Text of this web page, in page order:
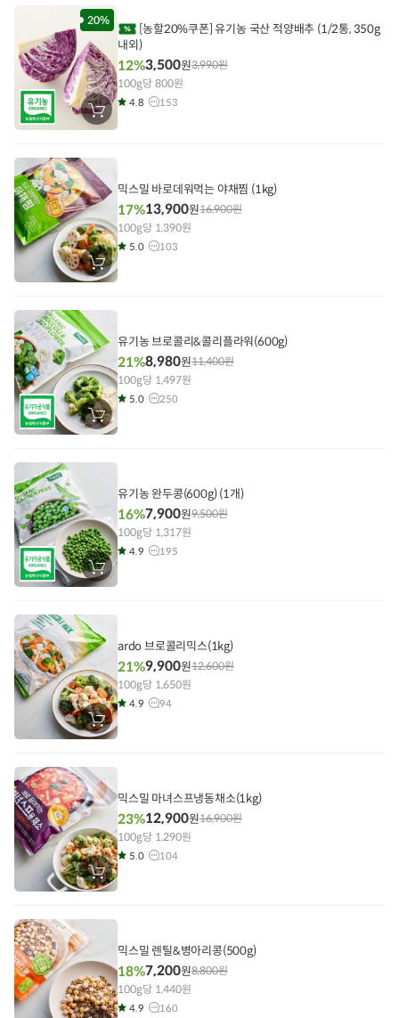
에
담
기
20%
장
바
담
기
내외)
12%3,500원3,990원
100g당 800원
4.8 153
장
바
에
담
기
믹스밀 바로데워먹는 야채찜 (1kg)
17%13,900원16,900원
100g당 1,390원
5.0 103
장
바
에
유기농 브로콜리&콜리플라워(600g)
21%8,980원11,400원
100g당 1,497원
5.0 250
장
바
에
담
기
유기농 완두콩(600g) (1개)
16%7,900원9,500원
100g당 1,317원
4.9 195
장
바
에
담
기
ardo 브로콜리믹스(1kg)
21%9,900원12,600원
100g당 1,650원
4.9 94
장
바
에
믹스밀 마녀스프냉동채소(1kg)
23%12,900원16,900원
100g당 1,290원
5.0 104
믹스밀 렌틸&병아리콩(500g)
18%7,200원8,800원
100g당 1,440원
4.9 160